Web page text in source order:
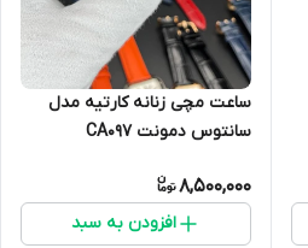
ساعت مچی زنانه کارتیه مدل
سانتوس دمونت CA097
8,500,000
افزودن به سبد